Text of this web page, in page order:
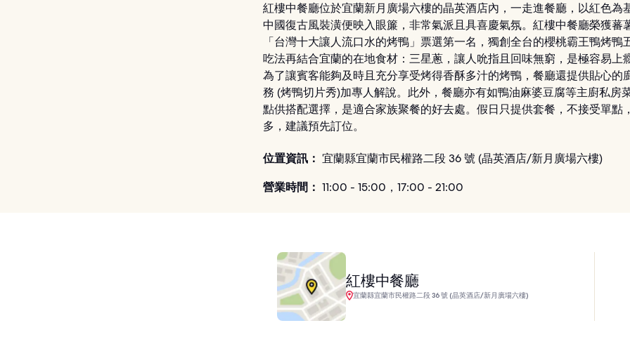
紅樓中餐廳位於宜蘭新月廣場六樓的晶英酒店內，一走進餐廳，以紅色為
中國復古風裝潢便映入眼簾，非常氣派且具喜慶氣氛。紅樓中餐廳榮獲蕃
「台灣十大讓人流口水的烤鴨」票選第一名，獨創全台的櫻桃霸王鴨烤鴨
吃法再結合宜蘭的在地食材：三星蔥，讓人吮指且回味無窮，是極容易上
為了讓賓客能夠及時且充分享受烤得香酥多汁的烤鴨，餐廳還提供貼心的
務 (烤鴨切片秀)加專人解說。此外，餐廳亦有如鴨油麻婆豆腐等主廚私房
點供搭配選擇，是適合家族聚餐的好去處。假日只提供套餐，不接受單點
多，建議預先訂位。
位置資訊： 宜蘭縣宜蘭市民權路二段 36 號 (晶英酒店/新月廣場六樓)
營業時間： 11:00 - 15:00，17:00 - 21:00
紅樓中餐廳
宜蘭縣宜蘭市民權路二段 36 號 (晶英酒店/新月廣場六樓)